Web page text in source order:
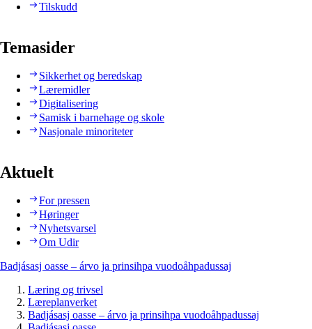
Tilskudd
Temasider
Sikkerhet og beredskap
Læremidler
Digitalisering
Samisk i barnehage og skole
Nasjonale minoriteter
Aktuelt
For pressen
Høringer
Nyhetsvarsel
Om Udir
Badjásasj oasse – árvo ja prinsihpa vuodoåhpadussaj
Læring og trivsel
Læreplanverket
Badjásasj oasse – árvo ja prinsihpa vuodoåhpadussaj